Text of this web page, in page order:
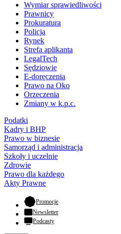
Wymiar sprawiedliwości
Prawnicy
Prokuratura
Policja
Rynek
Strefa aplikanta
LegalTech
Sędziowie
E-doręczenia
Prawo na Oko
Orzeczenia
Zmiany w k.p.c.
Podatki
Kadry i BHP
Prawo w biznesie
Samorząd i administracja
Szkoły i uczelnie
Zdrowie
Prawo dla każdego
Akty Prawne
Promocje- otwiera się w nowej karcie
Newsletter
Podcasty